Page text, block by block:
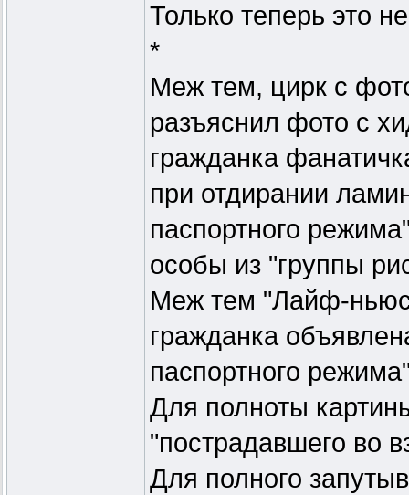
Только теперь это
*
Меж тем, цирк с
разъяснил фото с
гражданка
при отдирании
паспортного
особы из "группы
Меж тем "Лайф-
гражданка
паспортного
Для полноты
"пострадавшего во
Для полного